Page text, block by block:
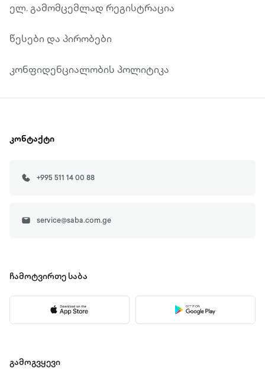
ელ. გამომცემლად რეგისტრაცია
წესები და პირობები
კონფიდენციალობის პოლიტიკა
კონტაქტი
+995 511 14 00 88
service@saba.com.ge
ჩამოტვირთე საბა
გამოგვყევი